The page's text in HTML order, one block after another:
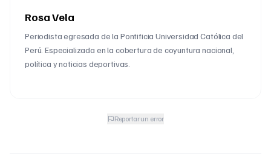
Rosa Vela
Periodista egresada de la Pontificia Universidad Católica del
Perú. Especializada en la cobertura de coyuntura nacional,
política y noticias deportivas.
Reportar un error